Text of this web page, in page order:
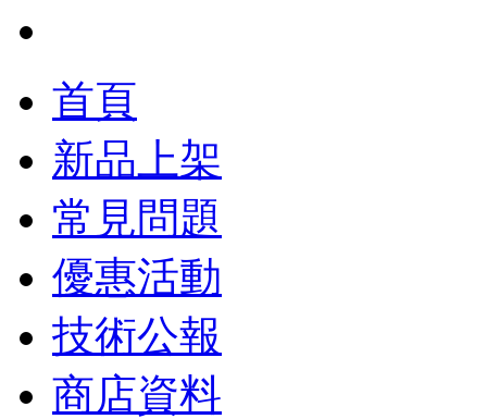
首頁
新品上架
常見問題
優惠活動
技術公報
商店資料